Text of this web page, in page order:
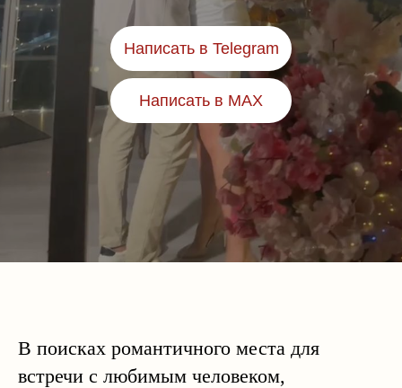
Написать в Telegram
Написать в MAX
В поисках романтичного места для
встречи с любимым человеком,